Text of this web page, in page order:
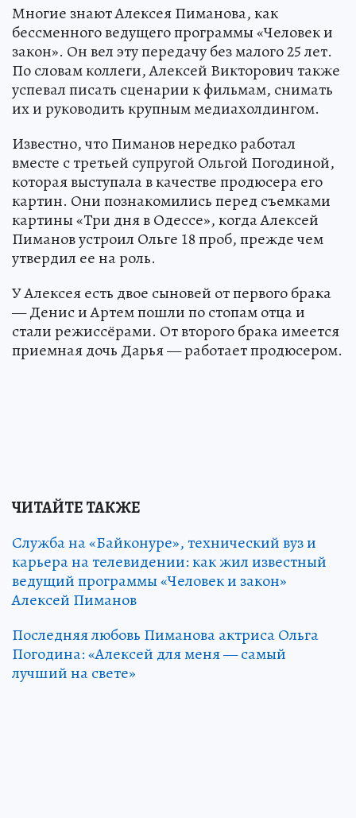
Многие знают Алексея Пиманова, как
бессменного ведущего программы «Человек и
закон». Он вел эту передачу без малого 25 лет.
По словам коллеги, Алексей Викторович также
успевал писать сценарии к фильмам, снимать
их и руководить крупным медиахолдингом.
Известно, что Пиманов нередко работал
вместе с третьей супругой Ольгой Погодиной,
которая выступала в качестве продюсера его
картин. Они познакомились перед съемками
картины «Три дня в Одессе», когда Алексей
Пиманов устроил Ольге 18 проб, прежде чем
утвердил ее на роль.
У Алексея есть двое сыновей от первого брака
— Денис и Артем пошли по стопам отца и
стали режиссёрами. От второго брака имеется
приемная дочь Дарья — работает продюсером.
ЧИТАЙТЕ ТАКЖЕ
Служба на «Байконуре», технический вуз и
карьера на телевидении: как жил известный
ведущий программы «Человек и закон»
Алексей Пиманов
Последняя любовь Пиманова актриса Ольга
Погодина: «Алексей для меня — самый
лучший на свете»